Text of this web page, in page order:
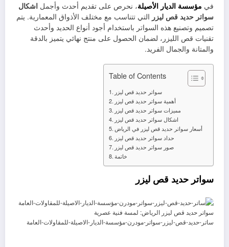
في مؤسسة الديار الأصيلة، نحرص على تقديم أحدث وأجمل اشكال
سواتر حديد قص ليزر التي تتناسب مع مختلف الأذواق المعمارية. يتم
تصميم وتصنيع هذه السواتر باستخدام أجود أنواع الحديد وأحدث
تقنيات قص الليزر، لضمان الحصول على منتج نهائي يتميز بالدقة
والمتانة والجمال الفريد.
Table of Contents
سواتر حديد قص ليزر
أهمية سواتر حديد قص ليزر
مميزات سواتر حديد قص ليزر
اشكال سواتر حديد قص ليزر
أسعار سواتر حديد قص ليزر في الرياض
حداد سواتر حديد قص ليزر
صور سواتر حديد قص ليزر
خاتمة
سواتر حديد قص ليزر
ساتر-حديد-قص-ليزر-سواتر-مودرن-مؤسسة-الديار-الاصيلة-للمقاولات-العامة